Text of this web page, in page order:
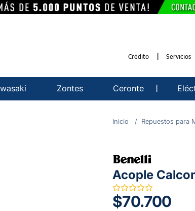
Crédito Servicios
Zontes Ceronte
Repuestos para
Acople
$70.700